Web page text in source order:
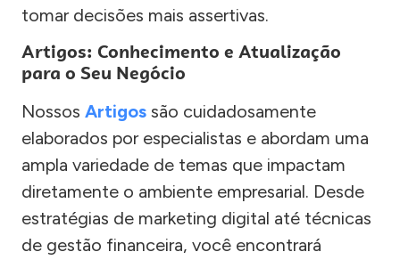
tomar decisões mais assertivas.
Artigos: Conhecimento e Atualização
para o Seu Negócio
Nossos Artigos são cuidadosamente
elaborados por especialistas e abordam uma
ampla variedade de temas que impactam
diretamente o ambiente empresarial. Desde
estratégias de marketing digital até técnicas
de gestão financeira, você encontrará